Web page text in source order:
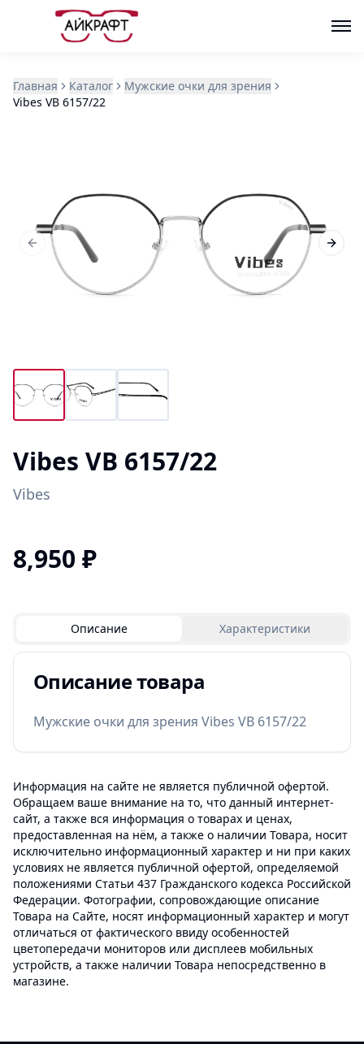
Главная Каталог
Мужские очки для зрения
Vibes VB 6157/22
Previous slide Next
Vibes VB 6157/22
Vibes
8,950 ₽
Описание Характеристики
Описание товара
Мужские очки для зрения Vibes VB 6157/22
Информация на сайте не является публичной офертой.
Обращаем ваше внимание на то, что данный интернет-
сайт, а также вся информация о товарах и ценах,
предоставленная на нём, а также о наличии Товара, носит
исключительно информационный характер и ни при каких
условиях не является публичной офертой, определяемой
положениями Статьи 437 Гражданского кодекса Российской
Федерации. Фотографии, сопровождающие описание
Товара на Сайте, носят информационный характер и могут
отличаться от фактического ввиду особенностей
цветопередачи мониторов или дисплеев мобильных
устройств, а также наличии Товара непосредственно в
магазине.